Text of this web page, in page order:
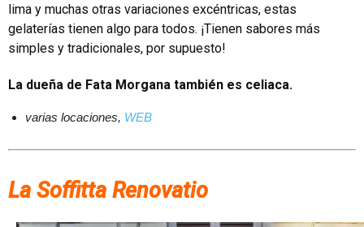
lima y muchas otras variaciones excéntricas, estas
gelaterías tienen algo para todos. ¡Tienen sabores más
simples y tradicionales, por supuesto!
La dueña de Fata Morgana también es celiaca.
varias locaciones, WEB
La Soffitta Renovatio